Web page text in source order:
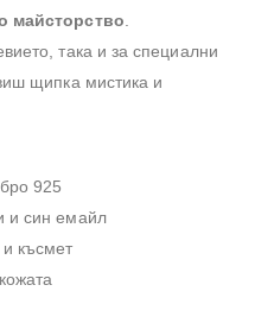
майсторство
така и за специални
щипка мистика и
925
и син емайл
късмет